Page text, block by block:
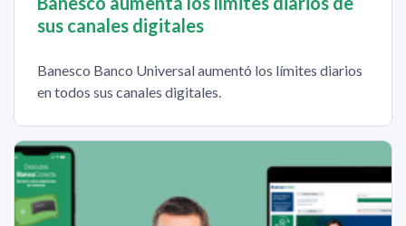
sus canales digitales
Banesco Banco Universal aumentó los límites diarios
en todos sus canales digitales.